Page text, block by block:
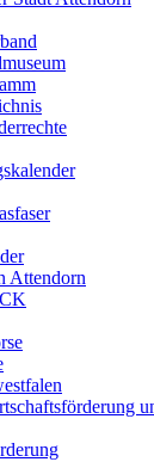
Attendorn